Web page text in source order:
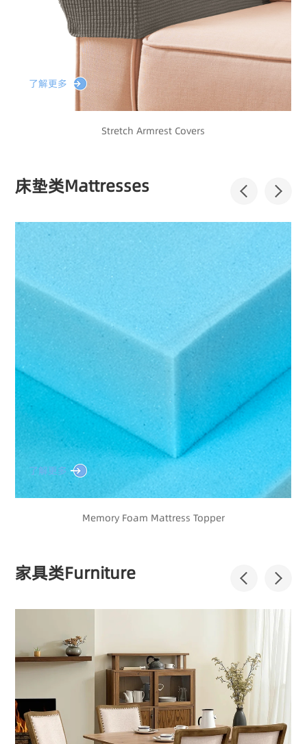
了解更多
Stretch Armrest Covers
床垫类Mattresses
了解更多
Memory Foam Mattress Topper
家具类Furniture